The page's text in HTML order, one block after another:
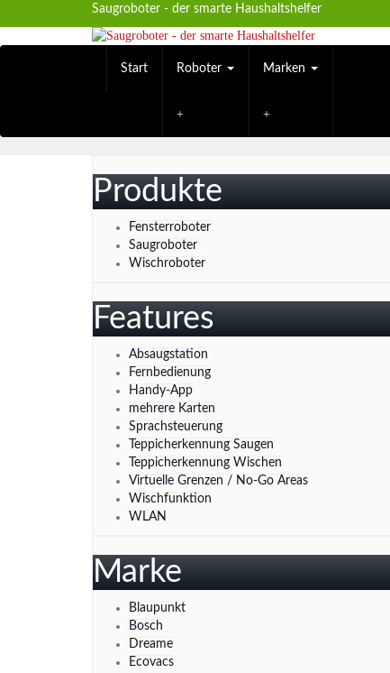
to
main
Saugroboter - der smarte Haushaltshelfer
Start Roboter Marken
Produkte
Fensterroboter
Saugroboter
Wischroboter
Features
Absaugstation
Fernbedienung
Handy-App
mehrere Karten
Sprachsteuerung
Teppicherkennung Saugen
Teppicherkennung Wischen
Virtuelle Grenzen / No-Go Areas
Wischfunktion
WLAN
Marke
Blaupunkt
Bosch
Dreame
Ecovacs